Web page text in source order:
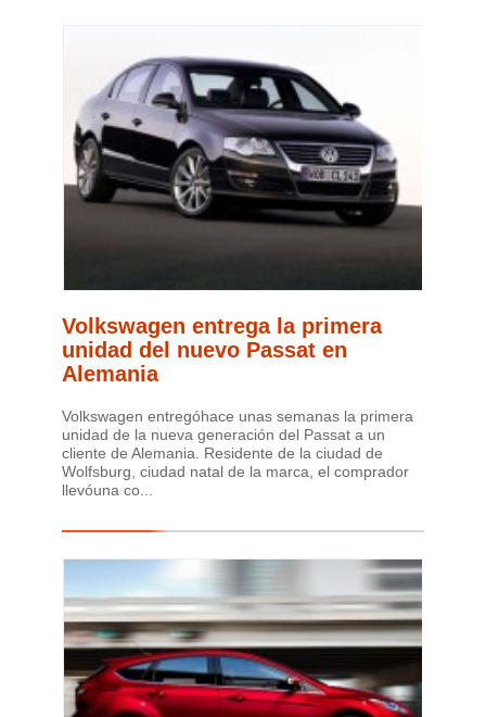
Volkswagen entrega la primera
unidad del nuevo Passat en
Alemania
Volkswagen entregóhace unas semanas la primera
unidad de la nueva generación del Passat a un
cliente de Alemania. Residente de la ciudad de
Wolfsburg, ciudad natal de la marca, el comprador
llevóuna co...